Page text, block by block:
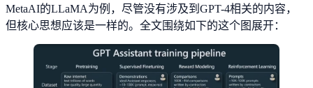
MetaAI的LLaMA为例，尽管没有涉及到GPT-4相关的内容，
但核心思想应该是一样的。全文围绕如下的这个图展开：